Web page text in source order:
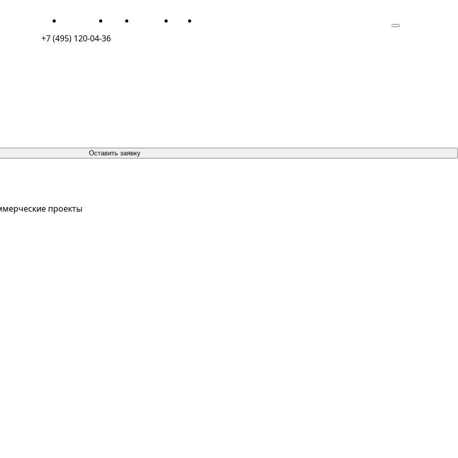
ПОРТФОЛИО О НАС КОНТАКТЫ БЛОГ
+7 (495) 120-04-36
Оставить заявку
проекты